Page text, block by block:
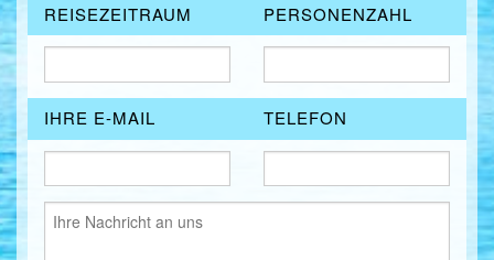
REISEZEITRAUM PERSONENZAHL
IHRE E-MAIL TELEFON